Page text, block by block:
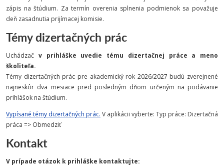
zápis na štúdium. Za termín overenia splnenia podmienok sa považuje
deň zasadnutia prijímacej komisie.
Témy dizertačných prác
Uchádzač v prihláške uvedie tému dizertačnej práce a meno
školiteľa.
Témy dizertačných prác pre akademický rok 2026/2027 budú zverejnené
najneskôr dva mesiace pred posledným dňom určeným na podávanie
prihlášok na štúdium.
Vypísané témy dizertačných prác. V aplikácii vyberte: Typ práce: Dizertačná
práca => Obmedziť
Kontakt
V prípade otázok k prihláške kontaktujte: